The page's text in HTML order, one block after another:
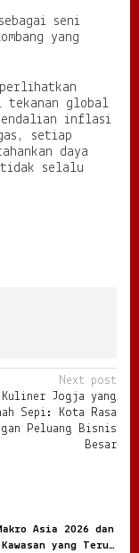
seni
yang
tekanan global
inflasi
setiap
daya
tidak selalu
Next post
Kuliner Jogja yang
Sepi: Kota Rasa
Peluang Bisnis
Besar
Asia 2026 dan
yang Terus